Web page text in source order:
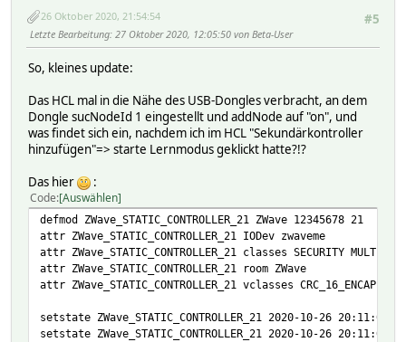
#5
26 Oktober 2020, 21:54:54
Letzte Bearbeitung: 27 Oktober 2020, 12:05:50 von Beta-User
So, kleines update:
Das HCL mal in die Nähe des USB-Dongles verbracht, an dem
Dongle sucNodeId 1 eingestellt und addNode auf "on", und
was findet sich ein, nachdem ich im HCL "Sekundärkontroller
hinzufügen"=> starte Lernmodus geklickt hatte?!?
Das hier
:
Code Auswählen
defmod ZWave_STATIC_CONTROLLER_21 ZWave 12345678 21
attr ZWave_STATIC_CONTROLLER_21 IODev zwaveme
attr ZWave_STATIC_CONTROLLER_21 classes SECURITY MULTI_CMD
attr ZWave_STATIC_CONTROLLER_21 room ZWave
attr ZWave_STATIC_CONTROLLER_21 vclasses CRC_16_ENCAP:1
setstate ZWave_STATIC_CONTROLLER_21 2020-10-26 20:11:04
setstate ZWave_STATIC_CONTROLLER_21 2020-10-26 20:11:04